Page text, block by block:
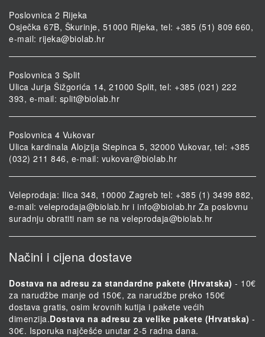
Poslovnica 2 Rijeka
Osječka 67B, Škurinje, 51000 Rijeka, tel: +385 (51) 809 660,
e-mail: rijeka@biolab.hr
Poslovnica 3 Split
Ulica Jurja Šižgorića 14, 21000 Split, tel: +385 (021) 222
393, e-mail: split@biolab.hr
Poslovnica 4 Vukovar
Ulica kardinala Alojzija Stepinca 5, 32000 Vukovar, tel: +385
(032) 211 846, e-mail: vukovar@biolab.hr
Veleprodaja: Ilica 348, 10000 Zagreb tel: +385 (1) 3499 882,
e-mail: veleprodaja@biolab.hr i info@biolab.hr Za poslovnu
suradnju obratiti nam se na veleprodaja@biolab.hr
Načini i cijena dostave
Dostava na adresu za standardne pakete (Hrvatska) - 10€
za narudžbe manje od 150€, za narudžbe preko 150€
dostava gratis, osim krovnih kutija i pakete većih
dimenzija.Dostava na adresu za velike pakete (Hrvatska) -
30€. Isporuka najčešće unutar 2-5 radna dana.